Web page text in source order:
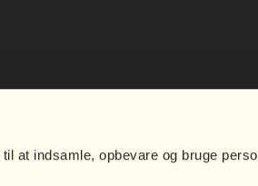
at indsamle, opbevare og bruge